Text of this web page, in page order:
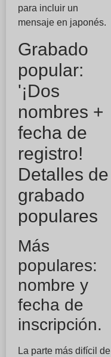
para incluir un
mensaje en japonés.
Grabado
popular:
'¡Dos
nombres +
fecha de
registro!
Detalles de
grabado
populares
Más
populares:
nombre y
fecha de
inscripción.
La parte más difícil de